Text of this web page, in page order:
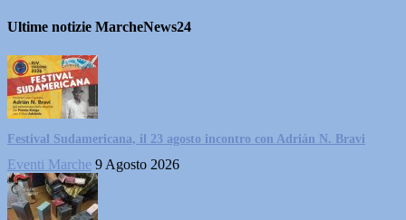
Ultime notizie MarcheNews24
Festival Sudamericana, il 23 agosto incontro con Adrián N. Bravi
Eventi Marche 9 Agosto 2026